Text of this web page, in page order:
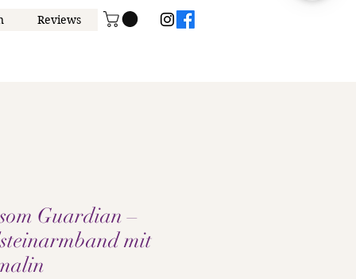
Reviews
Guardian –
mit